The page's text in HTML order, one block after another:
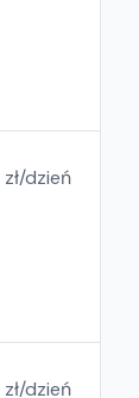
zł/dzień
zł/dzień